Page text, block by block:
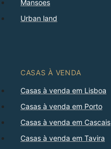
Mansoes
Urban land
CASAS À VENDA
Casas à venda em Lisboa
Casas à venda em Porto
Casas à venda em Cascais
Casas à venda em Tavira